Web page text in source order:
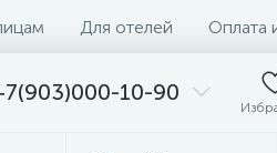
Для отелей Оплата
10-90